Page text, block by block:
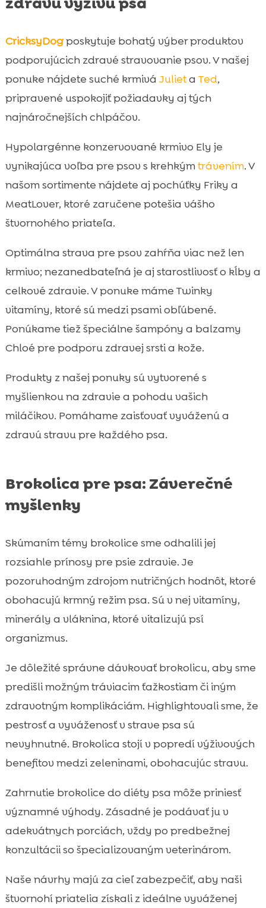
CricksyDogposkytuje bohatý výber produktov
podporujúcich zdravé stravovanie psov. V našej
ponuke nájdete suché krmivá Julieta Ted,
pripravené uspokojiť požiadavky aj tých
najnáročnejších chlpáčov.
Hypolargénne konzervované krmivo Ely je
vynikajúca voľba pre psov s krehkýmtrávením. V
našom sortimente nájdete aj pochúťky Friky a
MeatLover, ktoré zaručene potešia vášho
štvornohého priateľa.
Optimálna strava pre psov zahŕňa viac než len
krmivo; nezanedbateľná je aj starostlivosť o kĺby a
celkové zdravie. V ponuke máme Twinky
vitamíny, ktoré sú medzi psami obľúbené.
Ponúkame tiež špeciálne šampóny a balzamy
Chloé pre podporu zdravej srsti a kože.
Produkty z našej ponuky sú vytvorené s
myšlienkou na zdravie a pohodu vašich
miláčikov. Pomáhame zaisťovať vyváženú a
zdravú stravu pre každého psa.
Brokolica pre psa: Záverečné
myšlenky
Skúmaním témy brokolice sme odhalili jej
rozsiahle prínosy pre psie zdravie. Je
pozoruhodným zdrojom nutričných hodnôt, ktoré
obohacujú krmný režim psa. Sú v nej vitamíny,
minerály a vláknina, ktoré vitalizujú psí
organizmus.
Je dôležité správne dávkovať brokolicu, aby sme
predišli možným tráviacim ťažkostiam či iným
zdravotným komplikáciám. Highlightovali sme, že
pestrosť a vyváženosť v strave psa sú
nevyhnutné. Brokolica stojí v popredí výživových
benefitov medzi zeleninami, obohacujúc stravu.
Zahrnutie brokolice do diéty psa môže priniesť
významné výhody. Zásadné je podávať ju v
adekvátnych porciách, vždy po predbežnej
konzultácii so špecializovaným veterinárom.
Naše návrhy majú za cieľ zabezpečiť, aby naši
štvornohí priatelia získali z ideálne vyváženej